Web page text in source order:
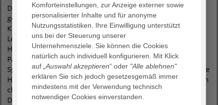
Das AGAPLESION DIAKONIEKLINIKUM ROTENBURG
gemeinnützige GmbH ist das größte konfessionelle
Krankenhaus in Niedersachsen und akademisches
Lehrkrankenhaus der Medizinischen Fakultät der Universität
Hamburg. Als Maximalversorger mit rund 215.000
Patientenkontakten im Jahr bietet es nahezu das gesamte
Spektrum moderner Krankenhausmedizin. Die fortschrittliche
Hochleistungsmedizin und die professionelle Pflege mit ihren
christlichen Wurzeln zeichnen das Haus aus. Das
Diakonieklinikum ist zertifiziertes „Überregionales
Komforteinstellungen, zur Anzeige externer sowie
personalisierter Inhalte und für anonyme
Nutzungsstatistiken. Ihre Einwilligung unterstützt
uns bei der Steuerung unserer
Unternehmensziele. Sie können die Cookies
natürlich auch individuell konfigurieren. Mit Klick
auf „Auswahl akzeptieren“ oder "Alle ablehnen"
erklären Sie sich jedoch gesetzesgemäß immer
mindestens mit der Verwendung technisch
notwendiger Cookies einverstanden.